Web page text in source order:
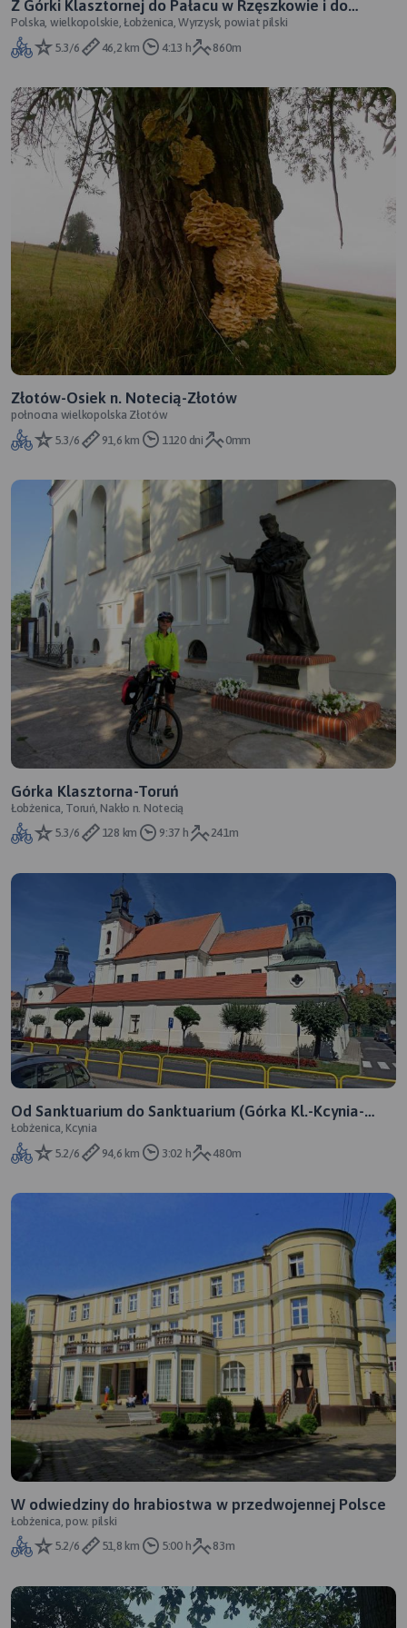
Z Górki Klasztornej do Pałacu w Rzęszkowie i do
Wyrzyska
Polska, wielkopolskie, Łobżenica, Wyrzysk, powiat pilski
5.3/6
46,2 km 4:13 h 860m
Złotów-Osiek n. Notecią-Złotów
połnocna wielkopolska Złotów
5.3/6
91,6 km 1120 dni 0mm
Górka Klasztorna-Toruń
Łobżenica, Toruń, Nakło n. Notecią
5.3/6
128 km 9:37 h 241m
Od Sanktuarium do Sanktuarium (Górka Kl.-Kcynia-
Górka Kl.)
Łobżenica, Kcynia
5.2/6
94,6 km 3:02 h 480m
W odwiedziny do hrabiostwa w przedwojennej Polsce
Łobżenica, pow. pilski
5.2/6
51,8 km 5:00 h 83m